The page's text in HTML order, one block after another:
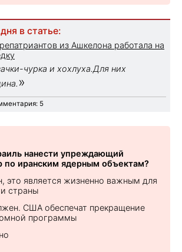
в статье:
из Ашкелона работала на
чурка и хохлуха.Для них
»
5
нанести упреждающий
по иранским ядерным объектам?
это является жизненно важным для
страны
США обеспечат прекращение
программы